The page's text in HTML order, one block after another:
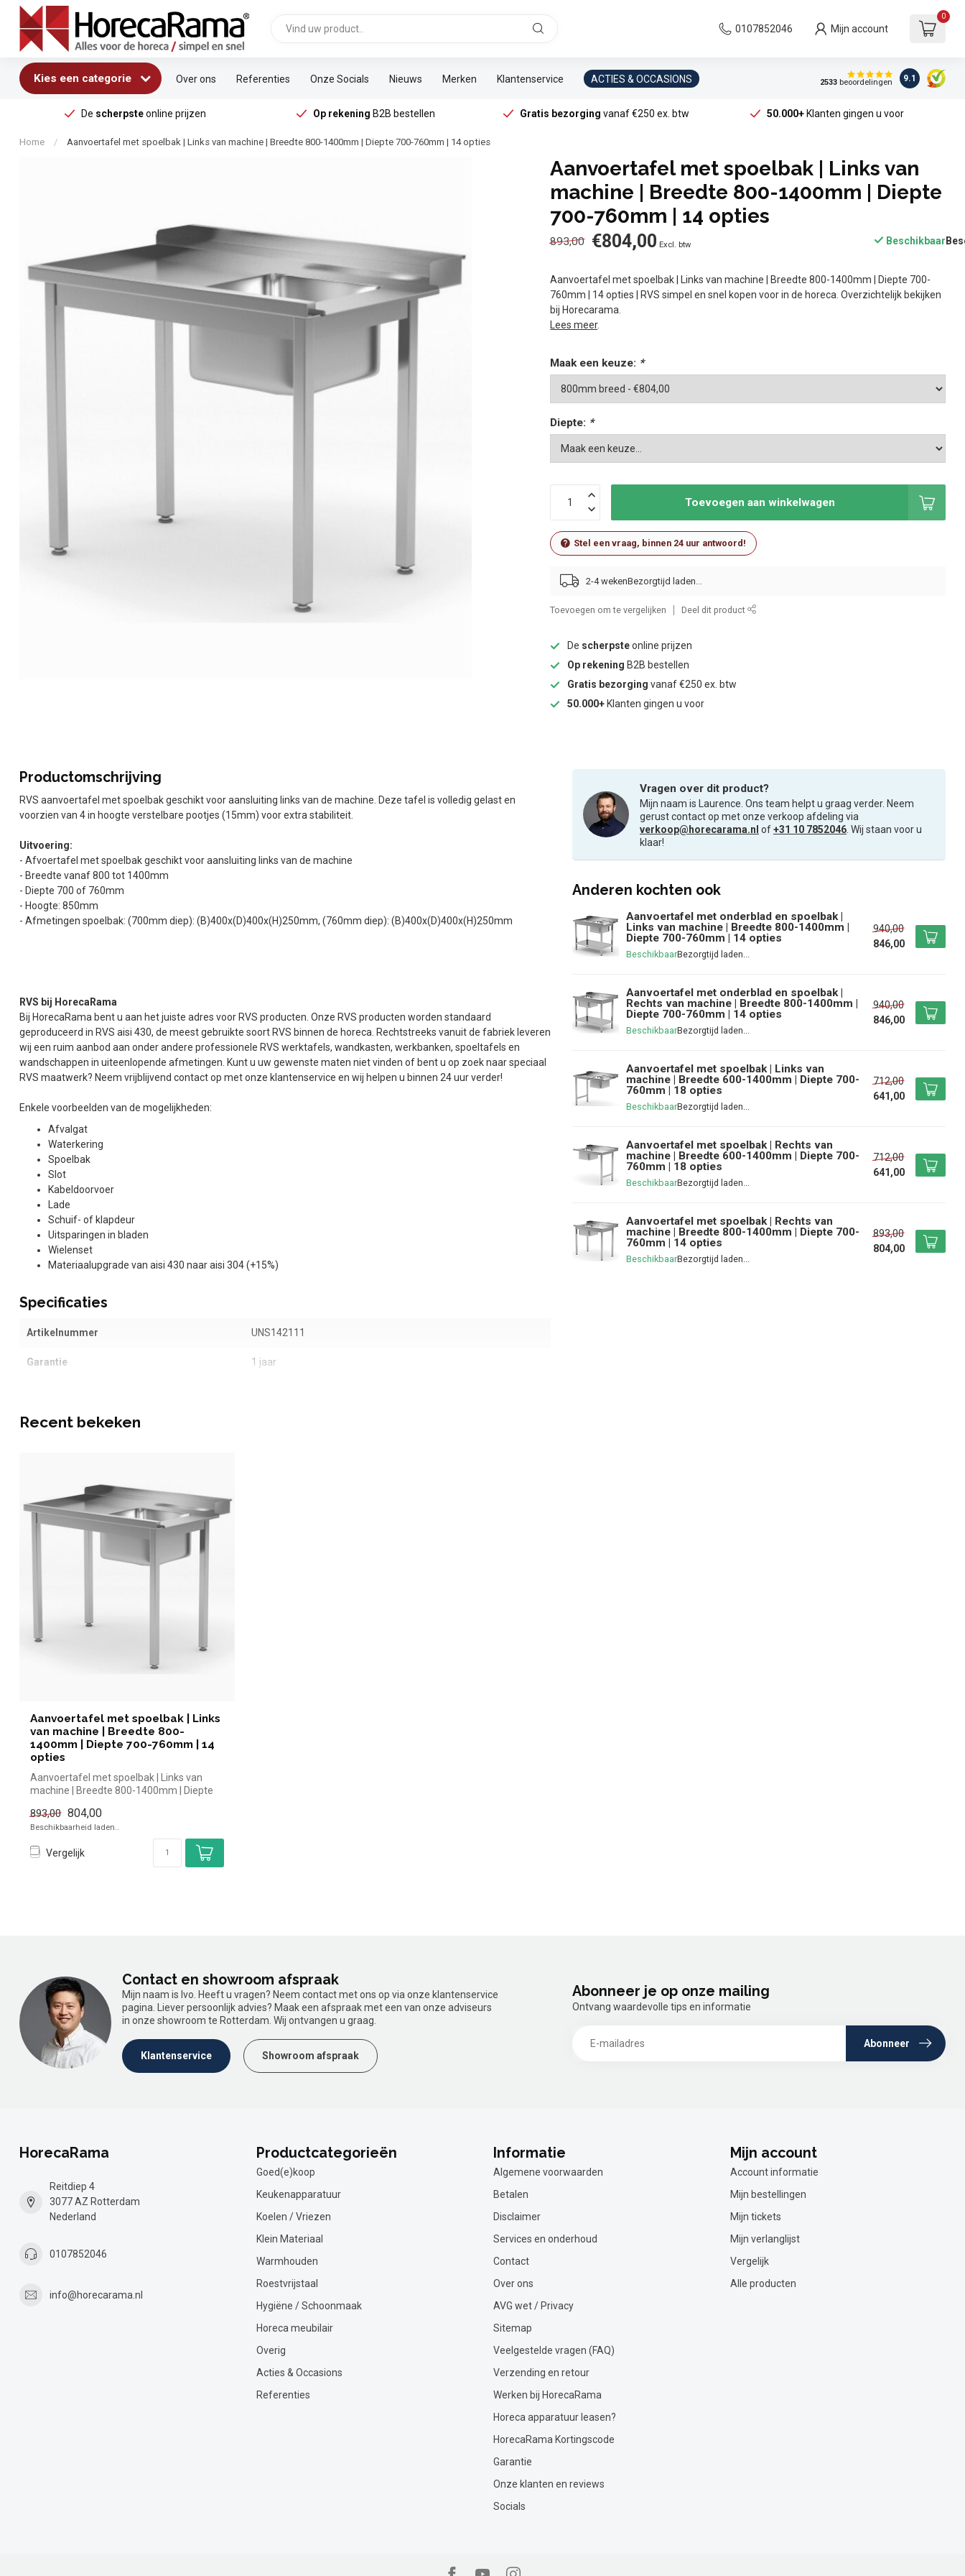
0107852046 Mijn account
0
Kies een categorie Over ons Referenties Onze Socials Nieuws Merken Klantenservice ACTIES & OCCASIONS 2533beoordelingen 9.1
De scherpsteonline prijzen Op rekening B2B bestellen Gratis bezorging vanaf €250 ex. btw 50.000+Klanten gingen u voor
Home / Aanvoertafel met spoelbak | Links van machine | Breedte 800-1400mm | Diepte 700-760mm | 14 opties
Aanvoertafel met spoelbak | Links van
machine | Breedte 800-1400mm | Diepte
700-760mm | 14 opties
893,00 €804,00 Excl. btw Beschikbaar
Aanvoertafel met spoelbak | Links van machine | Breedte 800-1400mm | Diepte 700-
760mm | 14 opties | RVS simpel en snel kopen voor in de horeca. Overzichtelijk bekijken
bij Horecarama.
Lees meer.
Maak een keuze: *
Diepte: *
Toevoegen aan winkelwagen
Stel een vraag, binnen 24 uur antwoord!
2-4 weken
Toevoegen om te vergelijken Deel dit product
De scherpsteonline prijzen
Op rekening B2B bestellen
Gratis bezorging vanaf €250 ex. btw
50.000+ Klanten gingen u voor
Productomschrijving
RVS aanvoertafel met spoelbak geschikt voor aansluiting links van de machine. Deze tafel is volledig gelast en
voorzien van 4 in hoogte verstelbare pootjes (15mm) voor extra stabiliteit.
Uitvoering:
- Afvoertafel met spoelbak geschikt voor aansluiting links van de machine
- Breedte vanaf 800 tot 1400mm
- Diepte 700 of 760mm
- Hoogte: 850mm
- Afmetingen spoelbak: (700mm diep): (B)400x(D)400x(H)250mm, (760mm diep): (B)400x(D)400x(H)250mm
RVS bij HorecaRama
Bij HorecaRama bent u aan het juiste adres voor RVS producten. Onze RVS producten worden standaard
geproduceerd in RVS aisi 430, de meest gebruikte soort RVS binnen de horeca. Rechtstreeks vanuit de fabriek leveren
wij een ruim aanbod aan onder andere professionele RVS werktafels, wandkasten, werkbanken, spoeltafels en
wandschappen in uiteenlopende afmetingen. Kunt u uw gewenste maten niet vinden of bent u op zoek naar speciaal
RVS maatwerk? Neem vrijblijvend contact op met onze klantenservice en wij helpen u binnen 24 uur verder!
Enkele voorbeelden van de mogelijkheden:
Afvalgat
Waterkering
Spoelbak
Slot
Kabeldoorvoer
Lade
Schuif- of klapdeur
Uitsparingen in bladen
Wielenset
Materiaalupgrade van aisi 430 naar aisi 304 (+15%)
Specificaties
Artikelnummer UNS142111
Garantie 1 jaar
Vragen over dit product?
Mijn naam is Laurence. Ons team helpt u graag verder. Neem
gerust contact op met onze verkoop afdeling via
verkoop@horecarama.nl of+31 10 7852046 . Wij staan voor u
klaar!
Anderen kochten ook
Aanvoertafel met onderblad en spoelbak |
Links van machine | Breedte 800-1400mm |
Diepte 700-760mm | 14 opties
Beschikbaar
940,00
846,00
Aanvoertafel met onderblad en spoelbak |
Rechts van machine | Breedte 800-1400mm |
Diepte 700-760mm | 14 opties
Beschikbaar
940,00
846,00
Aanvoertafel met spoelbak | Links van
machine | Breedte 600-1400mm | Diepte 700-
760mm | 18 opties
Beschikbaar
712,00
641,00
Aanvoertafel met spoelbak | Rechts van
machine | Breedte 600-1400mm | Diepte 700-
760mm | 18 opties
Beschikbaar
712,00
641,00
Aanvoertafel met spoelbak | Rechts van
machine | Breedte 800-1400mm | Diepte 700-
760mm | 14 opties
Beschikbaar
893,00
804,00
Recent bekeken
Aanvoertafel met spoelbak | Links
van machine | Breedte 800-
1400mm | Diepte 700-760mm | 14
opties
Aanvoertafel met spoelbak | Links van
machine | Breedte 800-1400mm | Diepte
893,00 804,00
Beschikbaarheid laden..
Vergelijk
Contact en showroom afspraak
Mijn naam is Ivo. Heeft u vragen? Neem contact met ons op via onze klantenservice
pagina. Liever persoonlijk advies? Maak een afspraak met een van onze adviseurs
in onze showroom te Rotterdam. Wij ontvangen u graag.
Klantenservice Showroom afspraak
Abonneer je op onze mailing
Ontvang waardevolle tips en informatie
Abonneer
HorecaRama
Reitdiep 4
3077 AZ Rotterdam
Nederland
0107852046
info@horecarama.nl
Productcategorieën
Goed(e)koop
Keukenapparatuur
Koelen / Vriezen
Klein Materiaal
Warmhouden
Roestvrijstaal
Hygiëne / Schoonmaak
Horeca meubilair
Overig
Acties & Occasions
Referenties
Informatie
Algemene voorwaarden
Betalen
Disclaimer
Services en onderhoud
Contact
Over ons
AVG wet / Privacy
Sitemap
Veelgestelde vragen (FAQ)
Verzending en retour
Werken bij HorecaRama
Horeca apparatuur leasen?
HorecaRama Kortingscode
Garantie
Onze klanten en reviews
Socials
Mijn account
Account informatie
Mijn bestellingen
Mijn tickets
Mijn verlanglijst
Vergelijk
Alle producten